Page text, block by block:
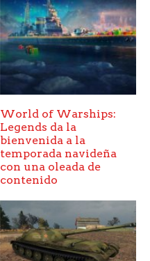
World of Warships:
Legends da la
bienvenida a la
temporada navideña
con una oleada de
contenido